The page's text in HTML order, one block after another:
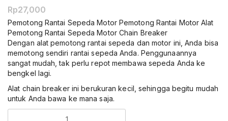
Rp27,000
Pemotong Rantai Sepeda Motor Pemotong Rantai Motor Alat
Pemotong Rantai Sepeda Motor Chain Breaker
Dengan alat pemotong rantai sepeda dan motor ini, Anda bisa
memotong sendiri rantai sepeda Anda. Penggunaannya
sangat mudah, tak perlu repot membawa sepeda Anda ke
bengkel lagi.
Alat chain breaker ini berukuran kecil, sehingga begitu mudah
untuk Anda bawa ke mana saja.